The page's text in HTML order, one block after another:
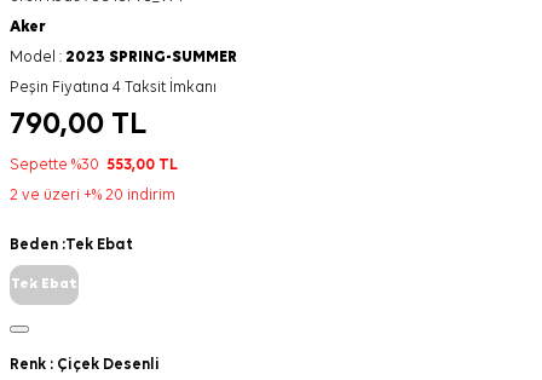
Aker
Model : 2023 SPRING-SUMMER
Peşin Fiyatına 4 Taksit İmkanı
790,00 TL
Sepette %30 553,00 TL
2 ve üzeri +% 20 indirim
Beden :Tek Ebat
Tek Ebat
Renk : Çiçek Desenli